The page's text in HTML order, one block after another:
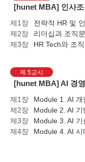
[hunet MBA] 인사조
제1장
전략적 HR 및
제2장
리더십과 조직
제3장
HR Tech와 조
제 5교시
[hunet MBA] AI 경영
제1장
Module 1. AI
제2장
Module 2. AI 기
제3장
Module 3. AI
제4장
Module 4. AI